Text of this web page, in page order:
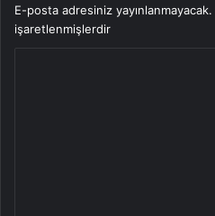
E-posta adresiniz yayınlanmayacak.
işaretlenmişlerdir